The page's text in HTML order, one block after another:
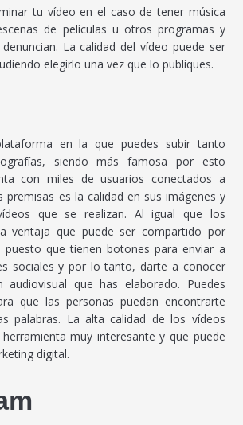
tu vídeo en el caso de tener música
de películas u otros programas y
La calidad del vídeo puede ser
elegirlo una vez que lo publiques.
en la que puedes subir tanto
siendo más famosa por esto
con miles de usuarios conectados a
premisas es la calidad en sus imágenes y
que se realizan. Al igual que los
ventaja que puede ser compartido por
puesto que tienen botones para enviar a
sociales y por lo tanto, darte a conocer
audiovisual que has elaborado. Puedes
que las personas puedan encontrarte
palabras. La alta calidad de los vídeos
muy interesante y que puede
digital.